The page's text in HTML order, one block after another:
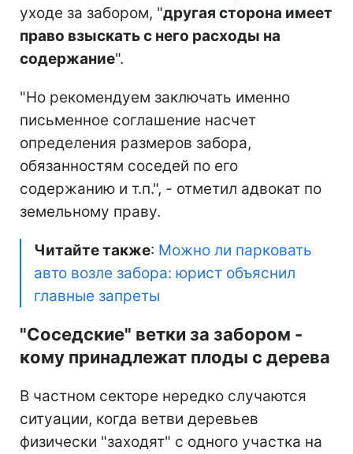
уходе за забором, "другая сторона имеет
право взыскать с него расходы на
содержание".
"Но рекомендуем заключать именно
письменное соглашение насчет
определения размеров забора,
обязанностям соседей по его
содержанию и т.п.", - отметил адвокат по
земельному праву.
Читайте также: Можно ли парковать
авто возле забора: юрист объяснил
главные запреты
"Соседские" ветки за забором -
кому принадлежат плоды с дерева
В частном секторе нередко случаются
ситуации, когда ветви деревьев
физически "заходят" с одного участка на